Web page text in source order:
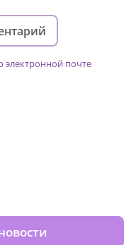
почте